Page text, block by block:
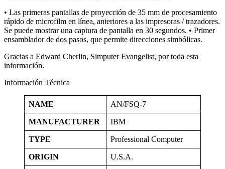
• Las primeras pantallas de proyección de 35 mm de procesamiento
rápido de microfilm en línea, anteriores a las impresoras / trazadores.
Se puede mostrar una captura de pantalla en 30 segundos. • Primer
ensamblador de dos pasos, que permite direcciones simbólicas.
Gracias a Edward Cherlin, Simputer Evangelist, por toda esta
información.
Información Técnica
NAME AN/FSQ-7
MANUFACTURER IBM
TYPE Professional Computer
ORIGIN U.S.A.